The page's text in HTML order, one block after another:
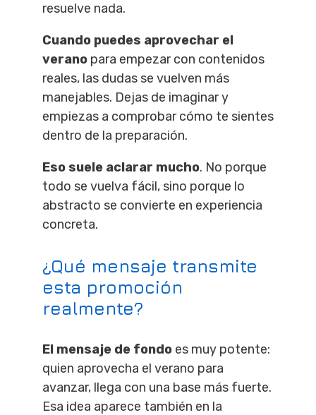
resuelve nada.
Cuando puedes aprovechar el
verano para empezar con contenidos
reales, las dudas se vuelven más
manejables. Dejas de imaginar y
empiezas a comprobar cómo te sientes
dentro de la preparación.
Eso suele aclarar mucho. No porque
todo se vuelva fácil, sino porque lo
abstracto se convierte en experiencia
concreta.
¿Qué mensaje transmite
esta promoción
realmente?
El mensaje de fondo es muy potente:
quien aprovecha el verano para
avanzar, llega con una base más fuerte.
Esa idea aparece también en la